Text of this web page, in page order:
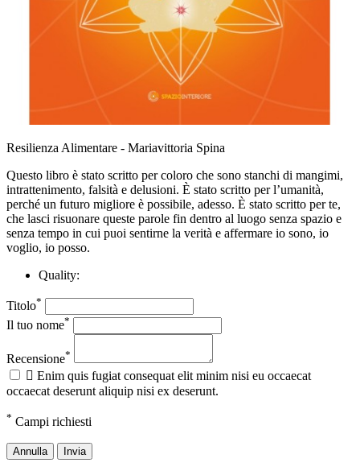
Resilienza Alimentare - Mariavittoria Spina
Questo libro è stato scritto per coloro che sono stanchi di mangimi,
intrattenimento, falsità e delusioni. È stato scritto per l’umanità,
perché un futuro migliore è possibile, adesso. È stato scritto per te,
che lasci risuonare queste parole fin dentro al luogo senza spazio e
senza tempo in cui puoi sentirne la verità e affermare io sono, io
voglio, io posso.
Quality:
Titolo*
Il tuo nome*
Recensione*
 Enim quis fugiat consequat elit minim nisi eu occaecat
occaecat deserunt aliquip nisi ex deserunt.
* Campi richiesti
Annulla Invia